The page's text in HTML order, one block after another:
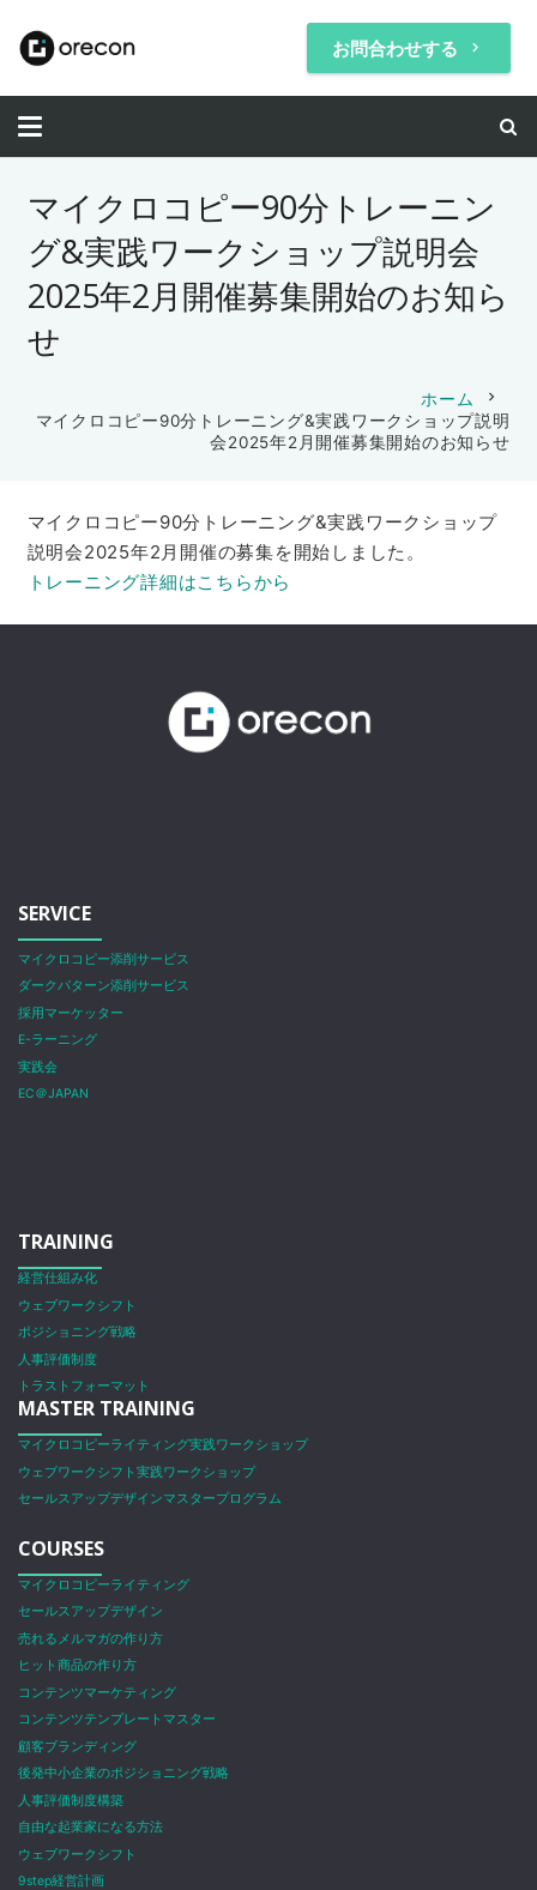
お問合わせする keyboard_arrow_right
マイクロコピー90分トレーニン
グ&実践ワークショップ説明会
2025年2月開催募集開始のお知ら
せ
ホーム chevron_right
マイクロコピー90分トレーニング&実践ワークショップ説明
会2025年2月開催募集開始のお知らせ
マイクロコピー90分トレーニング&実践ワークショップ
説明会2025年2月開催の募集を開始しました。
トレーニング詳細はこちらから
SERVICE
マイクロコピー添削サービス
ダークパターン添削サービス
採用マーケッター
E-ラーニング
実践会
EC＠JAPAN
TRAINING
経営仕組み化
ウェブワークシフト
ポジショニング戦略
人事評価制度
トラストフォーマット
MASTER TRAINING
マイクロコピーライティング実践ワークショップ
ウェブワークシフト実践ワークショップ
セールスアップデザインマスタープログラム
COURSES
マイクロコピーライティング
セールスアップデザイン
売れるメルマガの作り方
ヒット商品の作り方
コンテンツマーケティング
コンテンツテンプレートマスター
顧客ブランディング
後発中小企業のポジショニング戦略
人事評価制度構築
自由な起業家になる方法
ウェブワークシフト
9step経営計画